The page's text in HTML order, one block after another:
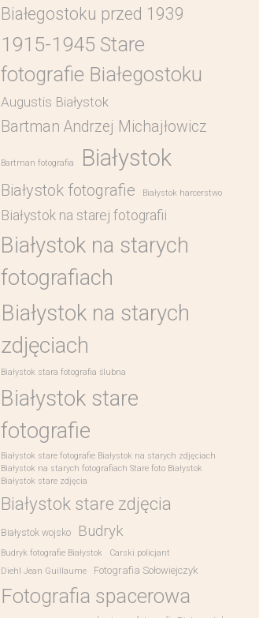
Białegostoku przed 1939
1915-1945 Stare
fotografie Białegostoku
Augustis Białystok
Bartman Andrzej Michajłowicz
Bartman fotografia Białystok
Białystok fotografie Białystok harcerstwo
Białystok na starej fotografii
Białystok na starych
fotografiach
Białystok na starych
zdjęciach
Białystok stara fotografia ślubna
Białystok stare
fotografie
Białystok stare fotografie Białystok na starych zdjęciach
Białystok na starych fotografiach Stare foto Białystok
Białystok stare zdjęcia
Białystok stare zdjęcia
Białystok wojsko Budryk
Budryk fotografie Białystok
Carski policjant
Diehl Jean Guillaume
Fotografia Sołowiejczyk
Fotografia spacerowa